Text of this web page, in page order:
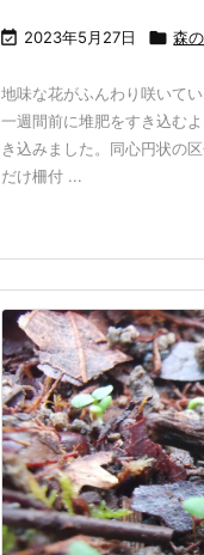
 2023年5月27日  森
地味な花がふんわり咲いて
一週間前に堆肥をすき込む
き込みました。同心円状の
だけ柵付 ...